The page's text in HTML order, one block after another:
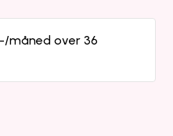
måned over 36